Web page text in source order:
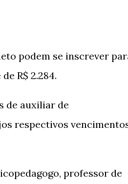
podem se inscrever
R$ 2.284.
de auxiliar de
respectivos
professor de